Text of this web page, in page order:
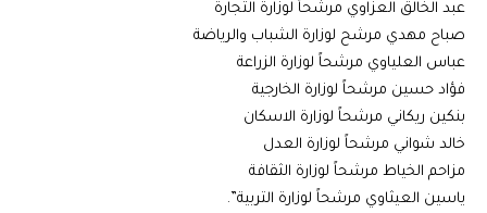
عبد الخالق العزاوي مرشحاً لوزارة التجارة
صباح مهدي مرشح لوزارة الشباب والرياضة
عباس العلياوي مرشحاً لوزارة الزراعة
فؤاد حسين مرشحاً لوزارة الخارجية
بنكين ريكاني مرشحاً لوزارة الاسكان
خالد شواني مرشحاً لوزارة العدل
مزاحم الخياط مرشحاً لوزارة الثقافة
ياسين العيثاوي مرشحاً لوزارة التربية”.